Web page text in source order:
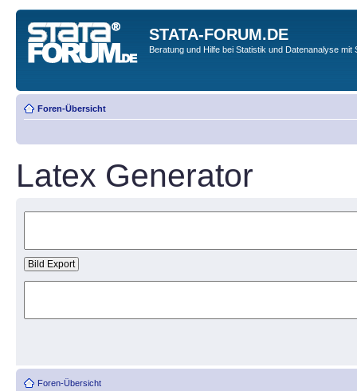
STATA-FORUM.DE
Beratung und Hilfe bei Statistik und Datenanalyse mit
Foren-Übersicht
Latex Generator
Foren-Übersicht